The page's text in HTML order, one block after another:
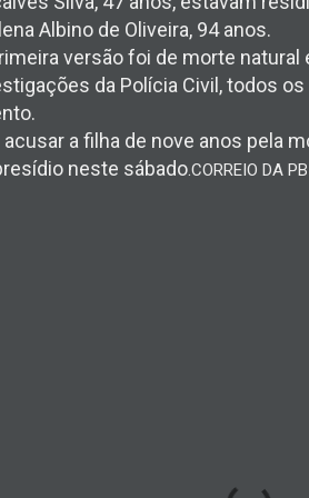
Albino de Oliveira, 94 anos.
versão foi de morte
da Polícia Civil, todos
a filha de nove anos pela
neste sábadoCORREIO DA PB